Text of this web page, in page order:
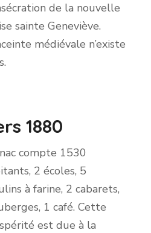
de la nouvelle
sainte Geneviève.
médiévale n’existe
1880
compte 1530
2 écoles, 5
à farine, 2 cabarets,
1 café. Cette
est due à la